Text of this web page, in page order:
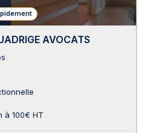
AVOCATS
à 100€ HT